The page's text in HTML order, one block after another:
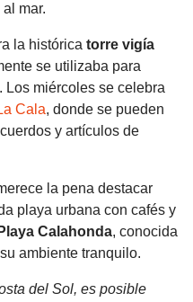
mar.
la histórica torre vigía
se utilizaba para
Los miércoles se celebra
Cala, donde se pueden
y artículos de
la pena destacar
playa urbana con cafés y
Playa Calahonda, conocida
ambiente tranquilo.
del Sol, es posible